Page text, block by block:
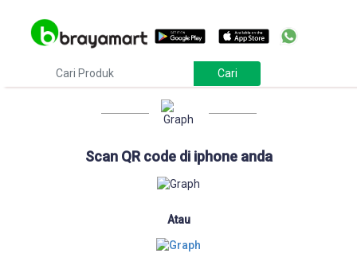
Download
Scan QR code di iphone anda
Atau